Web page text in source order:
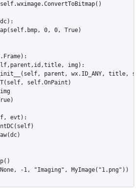
0, 0, True)
img):
parent, wx.ID_ANY, title,
self.OnPaint)
evt):
-1, "Imaging", MyImage("1.png"))